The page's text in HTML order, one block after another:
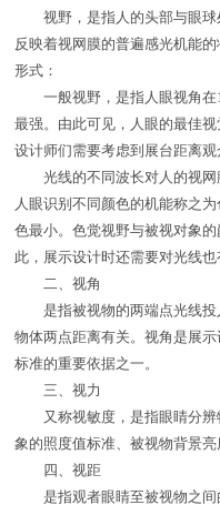
视野，是指人的头部与眼球
反映着视网膜的普遍感光机能
形式：
一般视野，是指人眼视角在
最强。由此可见，人眼的最佳
设计师们需要考虑到展台距离观
光线的不同波长对人的视网
人眼识别不同颜色的机能称之
色最小。色觉视野与被视对象
此，展示设计时还需要对光线也
二、视角
是指被视物的两端点光线投
物体两点距离有关。视角是展
标准的重要依据之一。
三、视力
又称视敏度，是指眼睛分辨
象的照度值标准、被视物背景
四、视距
是指观者眼睛至被视物之间